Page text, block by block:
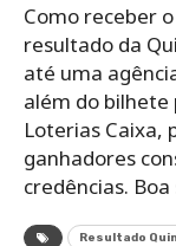
Como receber
resultado da
até uma
além do bilhete
Loterias Caixa,
ganhadores
credências.
Resultado